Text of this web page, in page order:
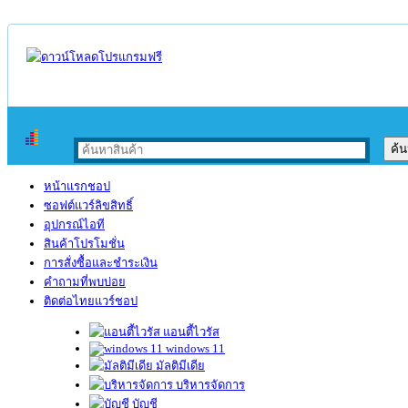
หน้าแรกชอป
ซอฟต์แวร์ลิขสิทธิ์
อุปกรณ์ไอที
สินค้าโปรโมชั่น
การสั่งซื้อและชำระเงิน
คำถามที่พบบ่อย
ติดต่อไทยแวร์ชอป
แอนตี้ไวรัส
windows 11
มัลติมีเดีย
บริหารจัดการ
บัญชี